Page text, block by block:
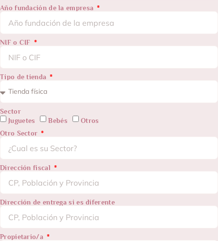
Año fundación de la empresa
NIF o CIF
Tipo de tienda
Sector
Juguetes
Bebés
Otros
Otro Sector
Dirección fiscal
Dirección de entrega si es diferente
Propietario/a